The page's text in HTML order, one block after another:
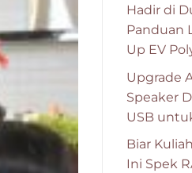
Hadir di
Panduan
Up EV
Upgrade
Speaker
USB
Biar
Ini Spek